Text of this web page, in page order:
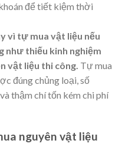
để tiết kiệm thời
vì tự mua vật liệu nếu
như thiếu kinh nghiệm
vật liệu thi công. Tự mua
đúng chủng loại, số
thậm chí tốn kém chi phí
nguyên vật liệu